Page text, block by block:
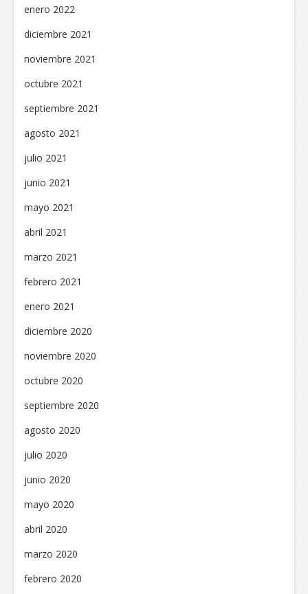
enero 2022
diciembre 2021
noviembre 2021
octubre 2021
septiembre 2021
agosto 2021
julio 2021
junio 2021
mayo 2021
abril 2021
marzo 2021
febrero 2021
enero 2021
diciembre 2020
noviembre 2020
octubre 2020
septiembre 2020
agosto 2020
julio 2020
junio 2020
mayo 2020
abril 2020
marzo 2020
febrero 2020